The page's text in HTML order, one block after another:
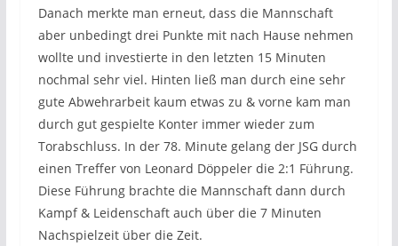
Danach merkte man erneut, dass die Mannschaft
aber unbedingt drei Punkte mit nach Hause nehmen
wollte und investierte in den letzten 15 Minuten
nochmal sehr viel. Hinten ließ man durch eine sehr
gute Abwehrarbeit kaum etwas zu & vorne kam man
durch gut gespielte Konter immer wieder zum
Torabschluss. In der 78. Minute gelang der JSG durch
einen Treffer von Leonard Döppeler die 2:1 Führung.
Diese Führung brachte die Mannschaft dann durch
Kampf & Leidenschaft auch über die 7 Minuten
Nachspielzeit über die Zeit.